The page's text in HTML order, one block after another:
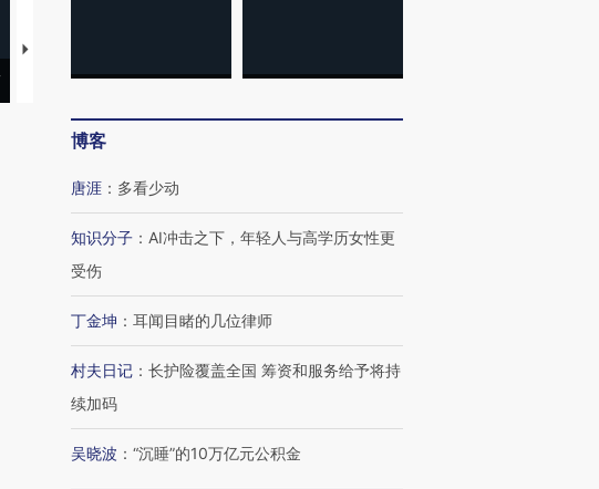
【推广】走进第四届链博
会，让数智科技“链”接产
【特别呈现】寻找100种
CFO：不靠规模取胜，华
博客
唐涯 ： 多看少动
知识分子 ： AI冲击之下，年轻人与高学历女性更
受伤
丁金坤 ： 耳闻目睹的几位律师
村夫日记 ： 长护险覆盖全国 筹资和服务给予将持
续加码
吴晓波 ： “沉睡”的10万亿元公积金